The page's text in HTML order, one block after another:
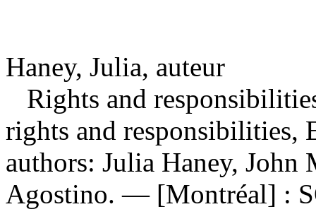
Haney, Julia, auteur
Rights and
rights and
authors: Julia Haney,
Agostino. — [Montréal] :